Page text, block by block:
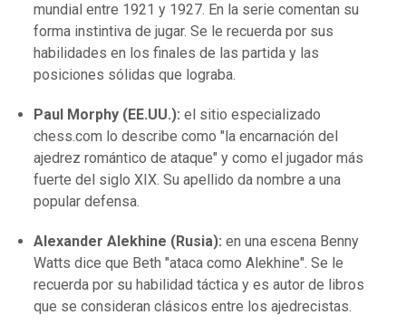
mundial entre 1921 y 1927. En la serie comentan su
forma instintiva de jugar. Se le recuerda por sus
habilidades en los finales de las partida y las
posiciones sólidas que lograba.
Paul Morphy (EE.UU.): el sitio especializado
chess.com lo describe como "la encarnación del
ajedrez romántico de ataque" y como el jugador más
fuerte del siglo XIX. Su apellido da nombre a una
popular defensa.
Alexander Alekhine (Rusia): en una escena Benny
Watts dice que Beth "ataca como Alekhine". Se le
recuerda por su habilidad táctica y es autor de libros
que se consideran clásicos entre los ajedrecistas.